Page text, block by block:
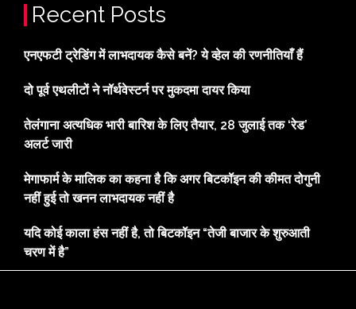
Recent Posts
एनएफटी ट्रेडिंग में लाभदायक कैसे बनें? ये व्हेल की रणनीतियाँ हैं
दो पूर्व एथलीटों ने नॉर्थवेस्टर्न पर मुकदमा दायर किया
तेलंगाना अत्यधिक भारी बारिश के लिए तैयार, 28 जुलाई तक ‘रेड’
अलर्ट जारी
मेगाफार्म के मालिक का कहना है कि अगर बिटकॉइन की कीमत दोगुनी
नहीं हुई तो खनन लाभदायक नहीं है
यदि कोई काला हंस नहीं है, तो बिटकॉइन “तेजी बाजार के शुरुआती
चरण में है”